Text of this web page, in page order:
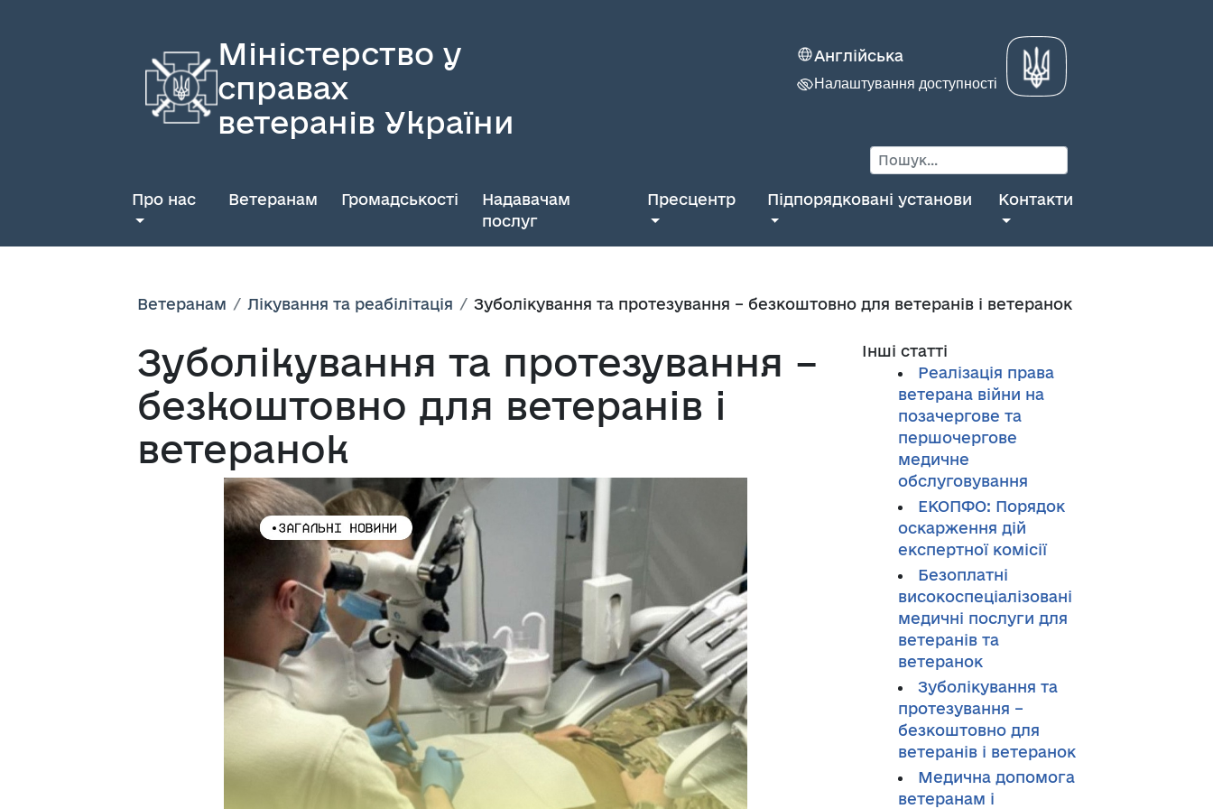
Міністерство у
справах
ветеранів України
Англійська
Налаштування доступності
Про нас Ветеранам Громадськості
Надавачам
послуг
Пресцентр Підпорядковані установи Контакти
Ветеранам Лікування та реабілітація Зуболікування та протезування – безкоштовно для ветеранів і ветеранок
Зуболікування та протезування –
безкоштовно для ветеранів і
ветеранок
Інші статті
Реалізація права
ветерана війни на
позачергове та
першочергове
медичне
обслуговування
ЕКОПФО: Порядок
оскарження дій
експертної комісії
Безоплатні
високоспеціалізовані
медичні послуги для
ветеранів та
ветеранок
Зуболікування та
протезування –
безкоштовно для
ветеранів і ветеранок
Медична допомога
ветеранам і